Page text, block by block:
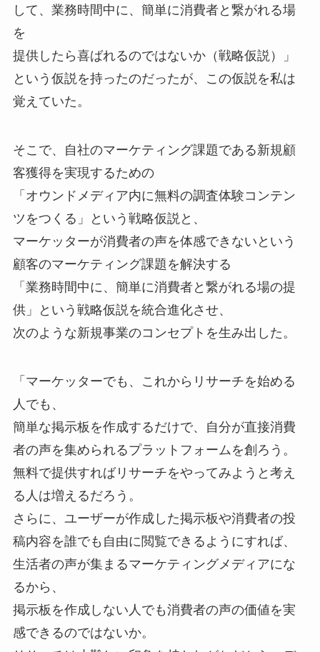
して、業務時間中に、簡単に消費者と繋がれる場
を
提供したら喜ばれるのではないか（戦略仮説）」
という仮説を持ったのだったが、この仮説を私は
覚えていた。
そこで、自社のマーケティング課題である新規顧
客獲得を実現するための
「オウンドメディア内に無料の調査体験コンテン
ツをつくる」という戦略仮説と、
マーケッターが消費者の声を体感できないという
顧客のマーケティング課題を解決する
「業務時間中に、簡単に消費者と繋がれる場の提
供」という戦略仮説を統合進化させ、
次のような新規事業のコンセプトを生み出した。
「マーケッターでも、これからリサーチを始める
人でも、
簡単な掲示板を作成するだけで、自分が直接消費
者の声を集められるプラットフォームを創ろう。
無料で提供すればリサーチをやってみようと考え
る人は増えるだろう。
さらに、ユーザーが作成した掲示板や消費者の投
稿内容を誰でも自由に閲覧できるようにすれば、
生活者の声が集まるマーケティングメディアにな
るから、
掲示板を作成しない人でも消費者の声の価値を実
感できるのではないか。